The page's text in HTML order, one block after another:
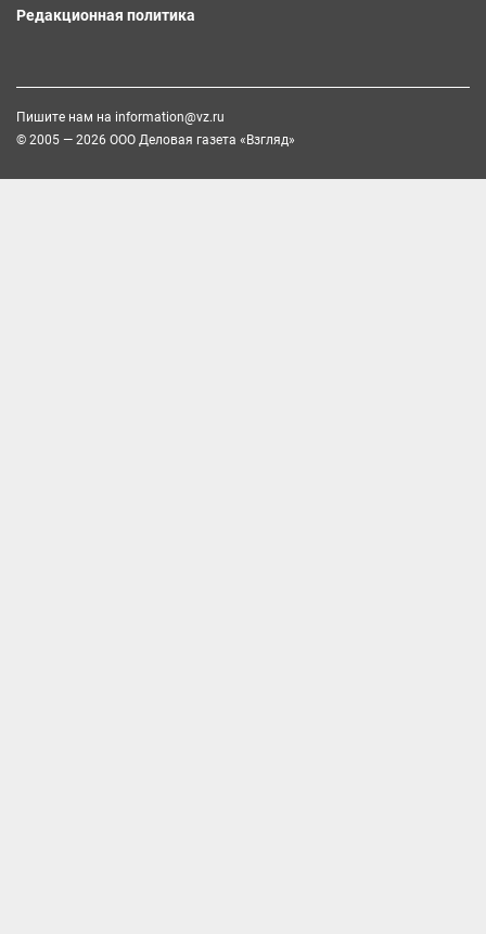
Редакционная политика
Пишите нам на information@vz.ru
© 2005 — 2026 ООО Деловая газета «Взгляд»